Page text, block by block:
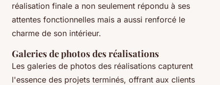
réalisation finale a non seulement répondu à ses
attentes fonctionnelles mais a aussi renforcé le
charme de son intérieur.
Galeries de photos des réalisations
Les galeries de photos des réalisations capturent
l'essence des projets terminés, offrant aux clients